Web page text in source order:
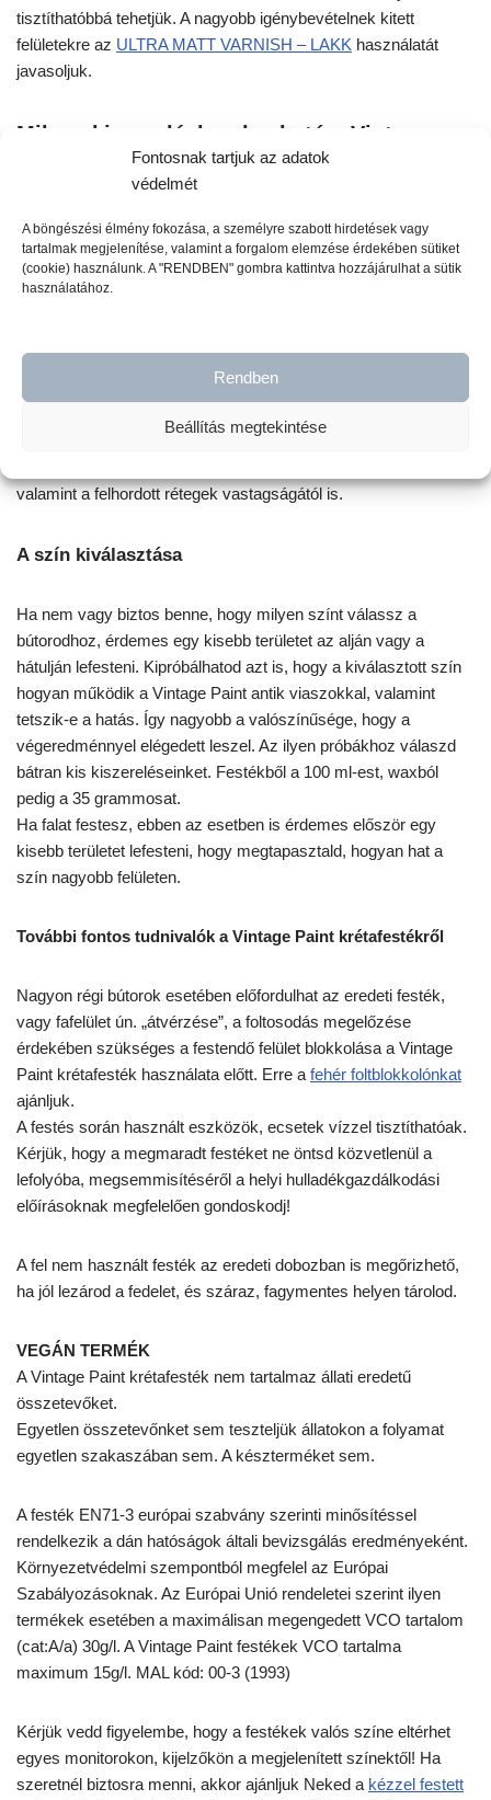
Fontosnak tartjuk az adatok
védelmét
A böngészési élmény fokozása, a személyre szabott hirdetések vagy
tartalmak megjelenítése, valamint a forgalom elemzése érdekében sütiket
(cookie) használunk. A "RENDBEN" gombra kattintva hozzájárulhat a sütik
használatához.
Rendben
Beállítás megtekintése
tisztíthatóbbá tehetjük. A nagyobb igénybevételnek kitett
felületekre az ULTRA MATT VARNISH – LAKK használatát
javasoljuk.
Milyen kiszerelésben kapható a Vintage
Paint krétafesték?
A VINTAGE PAINT krétafesték 100 ml-es és 700 ml-es
kiszerelésben áll rendelkezésedre. 20 legkelendőbb színünkből
pedig 2,5 literes kiszerelés is kapható.
tartalma, pedig 7 – 10 m2 festésére elegendő, míg a 2,5 literes
vödrös kiszerelésű 25 – 30 nm-re, azaz nagyobb projektek
A lefesthető felületek nagysága hígítás nélkül, egy rétegre
valamint a felhordott rétegek vastagságától is.
A szín kiválasztása
Ha nem vagy biztos benne, hogy milyen színt válassz a
bútorodhoz, érdemes egy kisebb területet az alján vagy a
hátulján lefesteni. Kipróbálhatod azt is, hogy a kiválasztott szín
hogyan működik a Vintage Paint antik viaszokkal, valamint
tetszik-e a hatás. Így nagyobb a valószínűsége, hogy a
végeredménnyel elégedett leszel. Az ilyen próbákhoz válaszd
bátran kis kiszereléseinket. Festékből a 100 ml-est, waxból
pedig a 35 grammosat.
Ha falat festesz, ebben az esetben is érdemes először egy
kisebb területet lefesteni, hogy megtapasztald, hogyan hat a
szín nagyobb felületen.
További fontos tudnivalók a Vintage Paint krétafestékről
Nagyon régi bútorok esetében előfordulhat az eredeti festék,
vagy fafelület ún. „átvérzése”, a foltosodás megelőzése
érdekében szükséges a festendő felület blokkolása a Vintage
Paint krétafesték használata előtt. Erre a fehér foltblokkolónkat
ajánljuk.
A festés során használt eszközök, ecsetek vízzel tisztíthatóak.
Kérjük, hogy a megmaradt festéket ne öntsd közvetlenül a
lefolyóba, megsemmisítéséről a helyi hulladékgazdálkodási
előírásoknak megfelelően gondoskodj!
A fel nem használt festék az eredeti dobozban is megőrizhető,
ha jól lezárod a fedelet, és száraz, fagymentes helyen tárolod.
VEGÁN TERMÉK
A Vintage Paint krétafesték nem tartalmaz állati eredetű
összetevőket.
Egyetlen összetevőnket sem teszteljük állatokon a folyamat
egyetlen szakaszában sem. A készterméket sem.
A festék EN71-3 európai szabvány szerinti minősítéssel
rendelkezik a dán hatóságok általi bevizsgálás eredményeként.
Környezetvédelmi szempontból megfelel az Európai
Szabályozásoknak. Az Európai Unió rendeletei szerint ilyen
termékek esetében a maximálisan megengedett VCO tartalom
(cat:A/a) 30g/l. A Vintage Paint festékek VCO tartalma
maximum 15g/l. MAL kód: 00-3 (1993)
Kérjük vedd figyelembe, hogy a festékek valós színe eltérhet
egyes monitorokon, kijelzőkön a megjelenített színektől! Ha
szeretnél biztosra menni, akkor ajánljuk Neked a kézzel festett